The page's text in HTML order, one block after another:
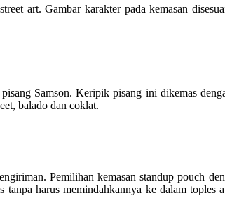
art. Gambar karakter pada kemasan
Samson. Keripik pisang ini dikemas
balado dan coklat.
Pemilihan kemasan standup pouch
harus memindahkannya ke dalam toples